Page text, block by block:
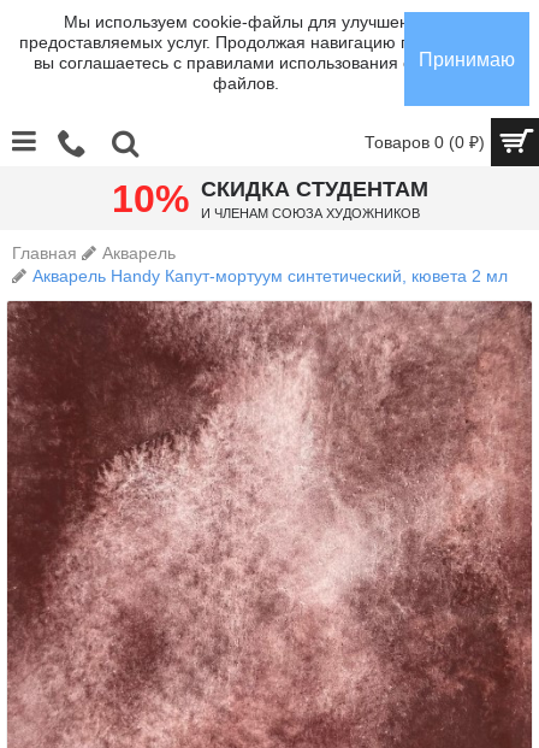
Мы используем cookie-файлы для улучшения
предоставляемых услуг. Продолжая навигацию по сайту,
вы соглашаетесь с правилами использования cookie-
файлов.
Принимаю
Товаров 0 (0 ₽)
10% СКИДКА СТУДЕНТАМ
И членам Союза Художников
Главная
Акварель
Акварель Handy Капут-мортуум синтетический, кювета 2 мл